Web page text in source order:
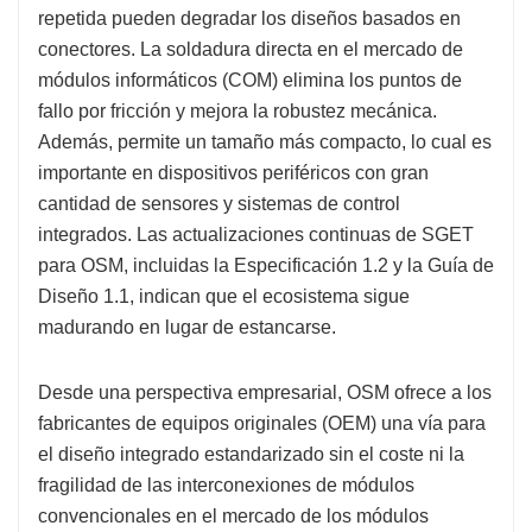
repetida pueden degradar los diseños basados ​​en
conectores. La soldadura directa en el mercado de
módulos informáticos (COM) elimina los puntos de
fallo por fricción y mejora la robustez mecánica.
Además, permite un tamaño más compacto, lo cual es
importante en dispositivos periféricos con gran
cantidad de sensores y sistemas de control
integrados. Las actualizaciones continuas de SGET
para OSM, incluidas la Especificación 1.2 y la Guía de
Diseño 1.1, indican que el ecosistema sigue
madurando en lugar de estancarse.
Desde una perspectiva empresarial, OSM ofrece a los
fabricantes de equipos originales (OEM) una vía para
el diseño integrado estandarizado sin el coste ni la
fragilidad de las interconexiones de módulos
convencionales en el mercado de los módulos